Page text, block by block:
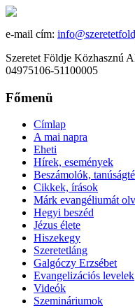
e-mail cím:
Szeretet Földje Közhasznú
04975106-51100005
Főmenü
Címlap
A mai napra
Eheti
Hírek, események
Beszámolók,
Cikkek, írások
Márk evangéliumát
Hegyi beszéd
Jézus élete
Hiszekegy
Szeretetláng
Galgóczy Erzsébet
Evangelizációs levelek
Videók
Szemináriumok